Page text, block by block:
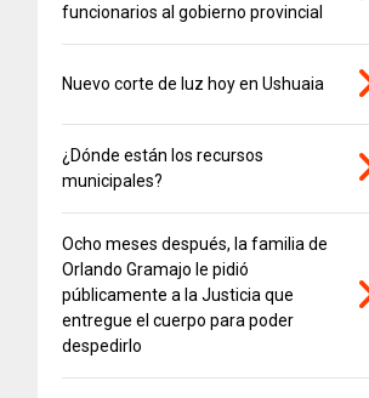
funcionarios al gobierno provincial
Nuevo corte de luz hoy en Ushuaia
¿Dónde están los recursos
municipales?
Ocho meses después, la familia de
Orlando Gramajo le pidió
públicamente a la Justicia que
entregue el cuerpo para poder
despedirlo